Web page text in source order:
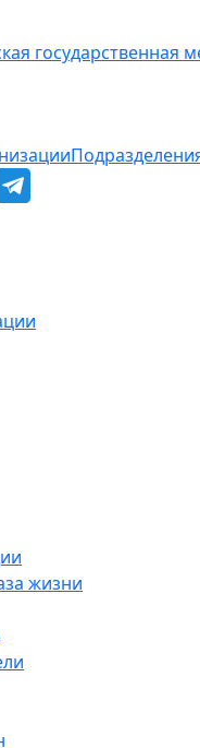
государственная
жизни